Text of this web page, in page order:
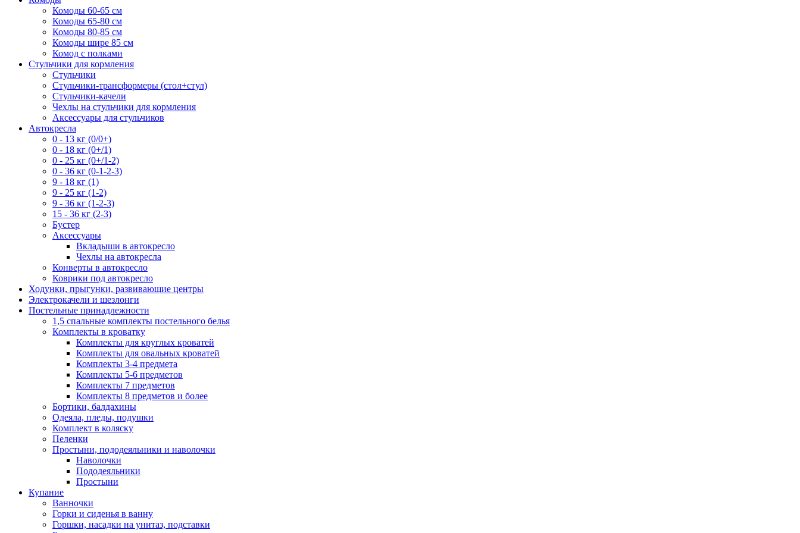
Комоды 60-65 см
Комоды 65-80 см
Комоды 80-85 см
Комоды шире 85 см
Комод с полками
Стульчики для кормления
Стульчики
Стульчики-трансформеры (стол+стул)
Стульчики-качели
Чехлы на стульчики для кормления
Аксессуары для стульчиков
Автокресла
0 - 13 кг (0/0+)
0 - 18 кг (0+/1)
0 - 25 кг (0+/1-2)
0 - 36 кг (0-1-2-3)
9 - 18 кг (1)
9 - 25 кг (1-2)
9 - 36 кг (1-2-3)
15 - 36 кг (2-3)
Бустер
Аксессуары
Вкладыши в автокресло
Чехлы на автокресла
Конверты в автокресло
Коврики под автокресло
Ходунки, прыгунки, развивающие центры
Электрокачели и шезлонги
Постельные принадлежности
1,5 спальные комплекты постельного белья
Комплекты в кроватку
Комплекты для круглых кроватей
Комплекты для овальных кроватей
Комплекты 3-4 предмета
Комплекты 5-6 предметов
Комплекты 7 предметов
Комплекты 8 предметов и более
Бортики, балдахины
Одеяла, пледы, подушки
Комплект в коляску
Пеленки
Простыни, пододеяльники и наволочки
Наволочки
Пододеяльники
Простыни
Купание
Ванночки
Горки и сиденья в ванну
Горшки, насадки на унитаз, подставки